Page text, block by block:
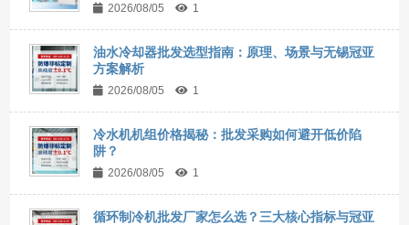
2026/08/05 1
油水冷却器批发选型指南：原理、场景与无锡冠亚
方案解析
2026/08/05 1
冷水机机组价格揭秘：批发采购如何避开低价陷
阱？
2026/08/05 1
循环制冷机批发厂家怎么选？三大核心指标与冠亚